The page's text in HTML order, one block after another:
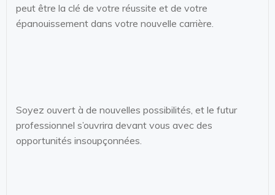
peut être la clé de votre réussite et de votre
épanouissement dans votre nouvelle carrière.
Soyez ouvert à de nouvelles possibilités, et le futur
professionnel s’ouvrira devant vous avec des
opportunités insoupçonnées.